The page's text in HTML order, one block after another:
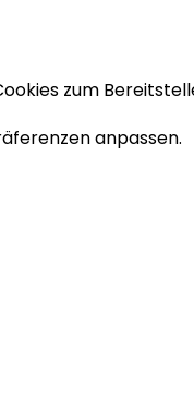
zum
anpassen.